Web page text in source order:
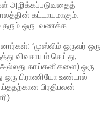
அழிக்கப்படுவதைத்
கட்டாயமாகும்.
ஒரு வணக்க
‘முஸ்லிம் ஒருவர் ஒரு
விவசாயம் செய்து,
காய்கனிகளை) ஒரு
பிராணியோ உண்டால்
பிரதிபலன்